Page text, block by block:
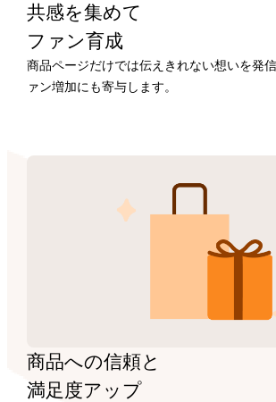
共感を集めて
ファン育成
商品ページだけでは伝えきれない想いを発
ァン増加にも寄与します。
商品への信頼と
満足度アップ